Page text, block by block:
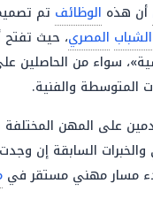
أن هذه الوظائف تم
الشباب المصري، حيث تفتح
سواء من الحاصلين
المتوسطة والفنية.
على المهن
السابقة إن
مسار مهني مستقر في